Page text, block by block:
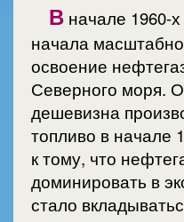
В начале 1960-
начала
освоение
Северного моря.
дешевизна
топливо в начале
к тому, что
доминировать в
стало